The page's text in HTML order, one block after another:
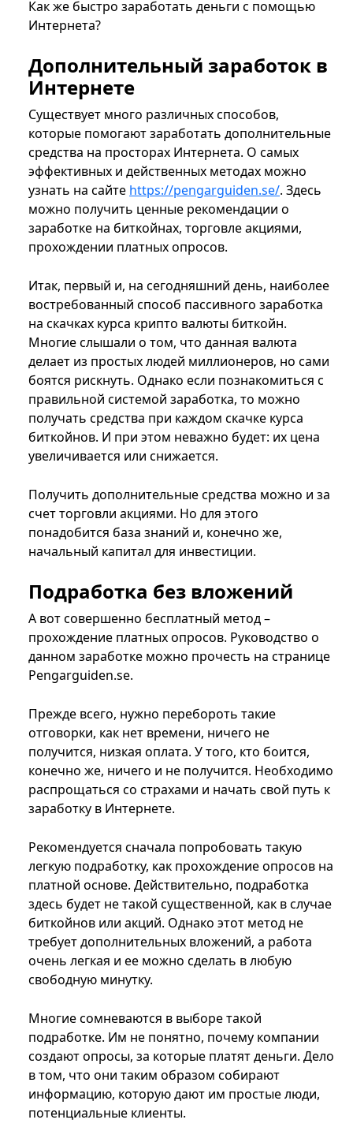
Как же быстро заработать деньги с помощью
Интернета?
Дополнительный заработок в
Интернете
Существует много различных способов,
которые помогают заработать дополнительные
средства на просторах Интернета. О самых
эффективных и действенных методах можно
узнать на сайте https://pengarguiden.se/. Здесь
можно получить ценные рекомендации о
заработке на биткойнах, торговле акциями,
прохождении платных опросов.
Итак, первый и, на сегодняшний день, наиболее
востребованный способ пассивного заработка
на скачках курса крипто валюты биткойн.
Многие слышали о том, что данная валюта
делает из простых людей миллионеров, но сами
боятся рискнуть. Однако если познакомиться с
правильной системой заработка, то можно
получать средства при каждом скачке курса
биткойнов. И при этом неважно будет: их цена
увеличивается или снижается.
Получить дополнительные средства можно и за
счет торговли акциями. Но для этого
понадобится база знаний и, конечно же,
начальный капитал для инвестиции.
Подработка без вложений
А вот совершенно бесплатный метод –
прохождение платных опросов. Руководство о
данном заработке можно прочесть на странице
Pengarguiden.se.
Прежде всего, нужно перебороть такие
отговорки, как нет времени, ничего не
получится, низкая оплата. У того, кто боится,
конечно же, ничего и не получится. Необходимо
распрощаться со страхами и начать свой путь к
заработку в Интернете.
Рекомендуется сначала попробовать такую
легкую подработку, как прохождение опросов на
платной основе. Действительно, подработка
здесь будет не такой существенной, как в случае
биткойнов или акций. Однако этот метод не
требует дополнительных вложений, а работа
очень легкая и ее можно сделать в любую
свободную минутку.
Многие сомневаются в выборе такой
подработке. Им не понятно, почему компании
создают опросы, за которые платят деньги. Дело
в том, что они таким образом собирают
информацию, которую дают им простые люди,
потенциальные клиенты.